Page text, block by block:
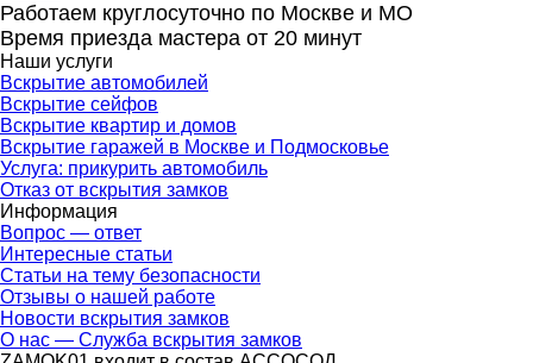
Работаем круглосуточно по Москве и МО
Время приезда мастера от 20 минут
Наши услуги
Вскрытие автомобилей
Вскрытие сейфов
Вскрытие квартир и домов
Вскрытие гаражей в Москве и Подмосковье
Услуга: прикурить автомобиль
Отказ от вскрытия замков
Информация
Вопрос — ответ
Интересные статьи
Статьи на тему безопасности
Отзывы о нашей работе
Новости вскрытия замков
О нас — Служба вскрытия замков